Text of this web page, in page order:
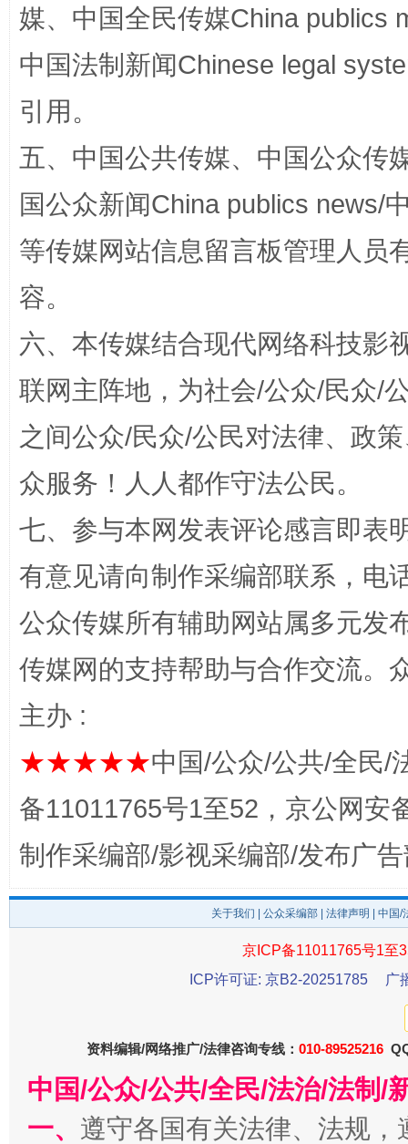
国家大学科技园优化重塑工作
扯下公款旅游的“隐身衣” 如何以
公平竞争审查“十大案例”出炉！ 一纸欠
媒、中国全民传媒China publics
中国法制新闻Chinese legal
引用。
五、中国公共传媒、中国公众传
国公众新闻China publics news/
等传媒网站信息留言板管理人员
容。
六、本传媒结合现代网络科技影
联网主阵地，为社会/公众/民众/
之间公众/民众/公民对法律、政
众服务！人人都作守法公民。
七、参与本网发表评论感言即表
有意见请向制作采编部联系，电
公众传媒所有辅助网站属多元发
传媒网的支持帮助与合作交流。
主办 :
★★★★★中国/公众/公共/全民/
备11011765号1至52，京公网安
制作采编部/影视采编部/发布广
关于我们 公众采编部 法律声明 | 中国
京ICP备11011765号1至
ICP许可证: 京B2-20251785
广
资料编辑/网络推广/法律咨询专线： 010-89525216
中国/公众/公共/全民/法治/法制/
一、 遵守各国有关法律、法规